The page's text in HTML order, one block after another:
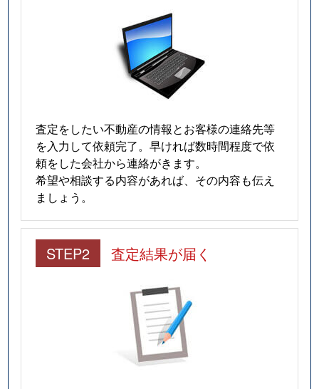
査定をしたい不動産の情報とお客様の連絡先等
を入力して依頼完了。早ければ数時間程度で依
頼をした会社から連絡がきます。
希望や相談する内容があれば、その内容も伝え
ましょう。
STEP2 査定結果が届く